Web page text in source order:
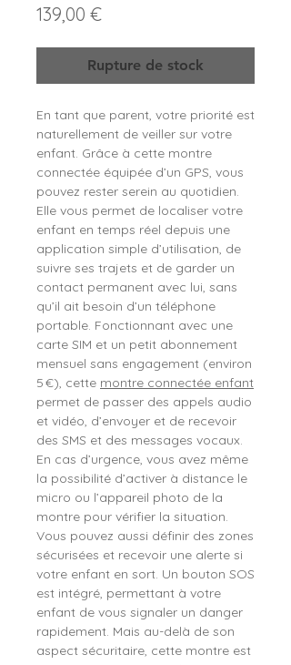
139,00 €Prix
Rupture de stock
En tant que parent, votre priorité est
naturellement de veiller sur votre
enfant. Grâce à cette montre
connectée équipée d’un GPS, vous
pouvez rester serein au quotidien.
Elle vous permet de localiser votre
enfant en temps réel depuis une
application simple d’utilisation, de
suivre ses trajets et de garder un
contact permanent avec lui, sans
qu’il ait besoin d’un téléphone
portable. Fonctionnant avec une
carte SIM et un petit abonnement
mensuel sans engagement (environ
5 €), cette montre connectée enfant
permet de passer des appels audio
et vidéo, d’envoyer et de recevoir
des SMS et des messages vocaux.
En cas d’urgence, vous avez même
la possibilité d’activer à distance le
micro ou l’appareil photo de la
montre pour vérifier la situation.
Vous pouvez aussi définir des zones
sécurisées et recevoir une alerte si
votre enfant en sort. Un bouton SOS
est intégré, permettant à votre
enfant de vous signaler un danger
rapidement. Mais au-delà de son
aspect sécuritaire, cette montre est